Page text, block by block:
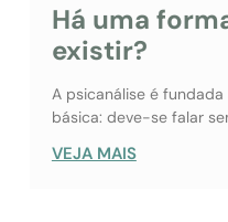
Há uma
existir?
A psicanálise é
básica: deve-se falar
VEJA MAIS